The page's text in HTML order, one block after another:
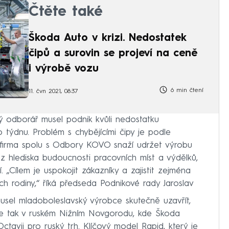
Čtěte také
Škoda Auto v krizi. Nedostatek
čipů a surovin se projeví na ceně
i výrobě vozu
11. čvn 2021, 08:37 6 min čtení
odborář musel podnik kvůli nedostatku
Problém s chybějícími čipy je podle
spolu s Odbory KOVO snaží udržet výrobu
hlediska budoucnosti pracovních míst a výdělků,
je uspokojit zákazníky a zajistit zejména
rodiny,“ říká předseda Podnikové rady Jaroslav
mladoboleslavský výrobce skutečně uzavřít,
tak v ruském Nižním Novgorodu, kde Škoda
pro ruský trh. Klíčový model Rapid, který je